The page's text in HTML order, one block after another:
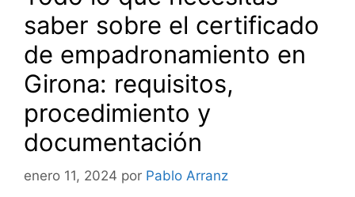
saber sobre el certificado
de empadronamiento en
Girona: requisitos,
procedimiento y
documentación
enero 11, 2024 por Pablo Arranz